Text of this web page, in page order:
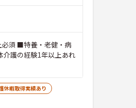
須 ■特養・老健・病
護の経験1年以上あれ
休暇取得実績あり